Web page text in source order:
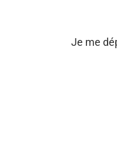
Je me